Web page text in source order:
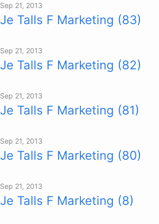
Sep 21, 2013
Je Talls F Marketing (83)
Sep 21, 2013
Je Talls F Marketing (82)
Sep 21, 2013
Je Talls F Marketing (81)
Sep 21, 2013
Je Talls F Marketing (80)
Sep 21, 2013
Je Talls F Marketing (8)